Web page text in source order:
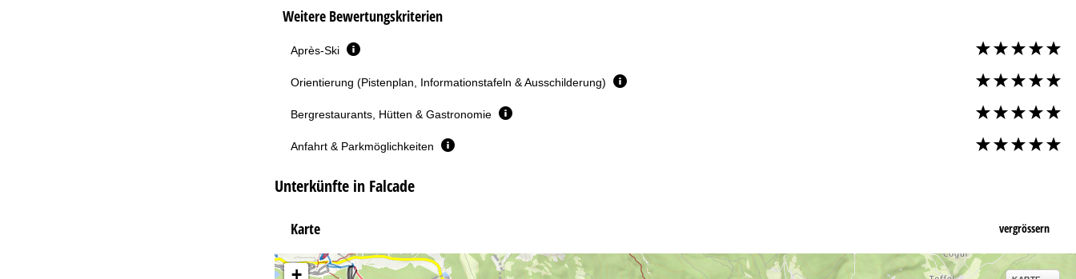
Weitere Bewertungskriterien
Après-Ski
Orientierung (Pistenplan, Informationstafeln & Ausschilderung)
Bergrestaurants, Hütten & Gastronomie
Anfahrt & Parkmöglichkeiten
Unterkünfte in Falcade
Karte vergrössern
+